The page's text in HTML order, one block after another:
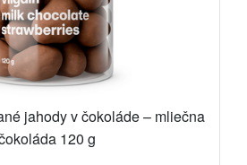
jahody v čokoláde – mliečna
120 g